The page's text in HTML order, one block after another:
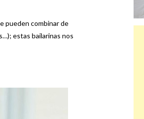
pueden combinar de
estas bailarinas nos